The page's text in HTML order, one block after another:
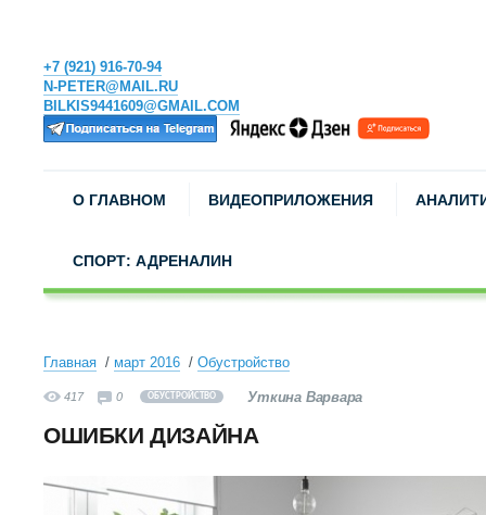
+7 (921) 916-70-94
N-PETER@MAIL.RU
BILKIS9441609@GMAIL.COM
О ГЛАВНОМ ВИДЕОПРИЛОЖЕНИЯ
СПОРТ: АДРЕНАЛИН
Главная март 2016 Обустройство
417 0 ОБУСТРОЙСТВО Уткина Варвара
ОШИБКИ ДИЗАЙНА